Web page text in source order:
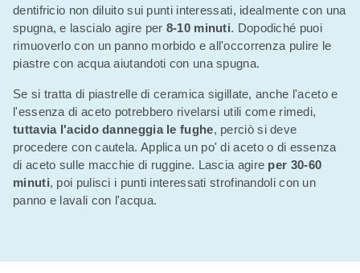
dentifricio non diluito sui punti interessati, idealmente con una
spugna, e lascialo agire per 8-10 minuti. Dopodiché puoi
rimuoverlo con un panno morbido e all'occorrenza pulire le
piastre con acqua aiutandoti con una spugna.
Se si tratta di piastrelle di ceramica sigillate, anche l'aceto e
l'essenza di aceto potrebbero rivelarsi utili come rimedi,
tuttavia l'acido danneggia le fughe, perciò si deve
procedere con cautela. Applica un po' di aceto o di essenza
di aceto sulle macchie di ruggine. Lascia agire per 30-60
minuti, poi pulisci i punti interessati strofinandoli con un
panno e lavali con l'acqua.